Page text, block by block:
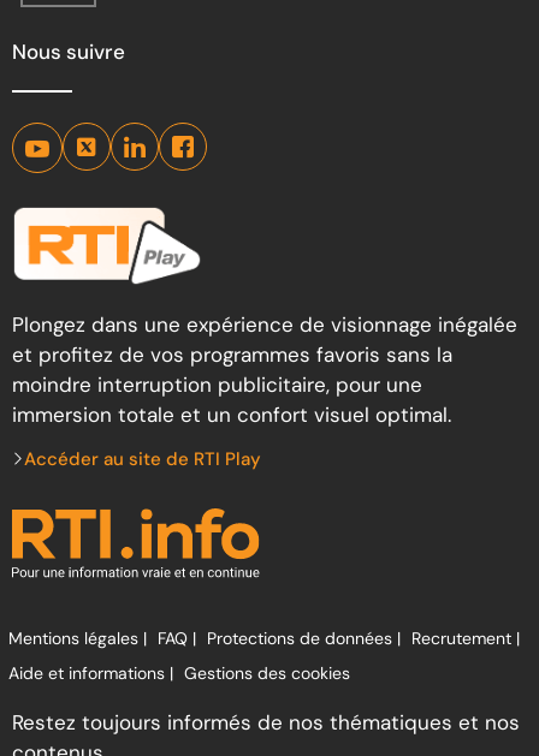
Nous suivre
Plongez dans une expérience de visionnage inégalée
et profitez de vos programmes favoris sans la
moindre interruption publicitaire, pour une
immersion totale et un confort visuel optimal.
Accéder au site de RTI Play
Mentions légales | FAQ | Protections de données | Recrutement |
Aide et informations | Gestions des cookies
Restez toujours informés de nos thématiques et nos